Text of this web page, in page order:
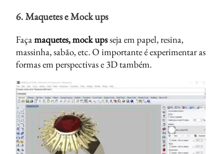
6. Maquetes e Mock ups
Façamaquetes, mock upsseja em papel, resina,
massinha, sabão, etc. O importante é experimentar as
formas em perspectivas e 3D também.